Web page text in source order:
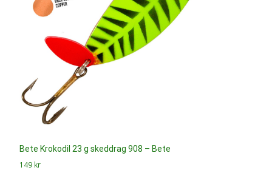
Bete Krokodil 23 g skeddrag 908 – Bete
149 kr